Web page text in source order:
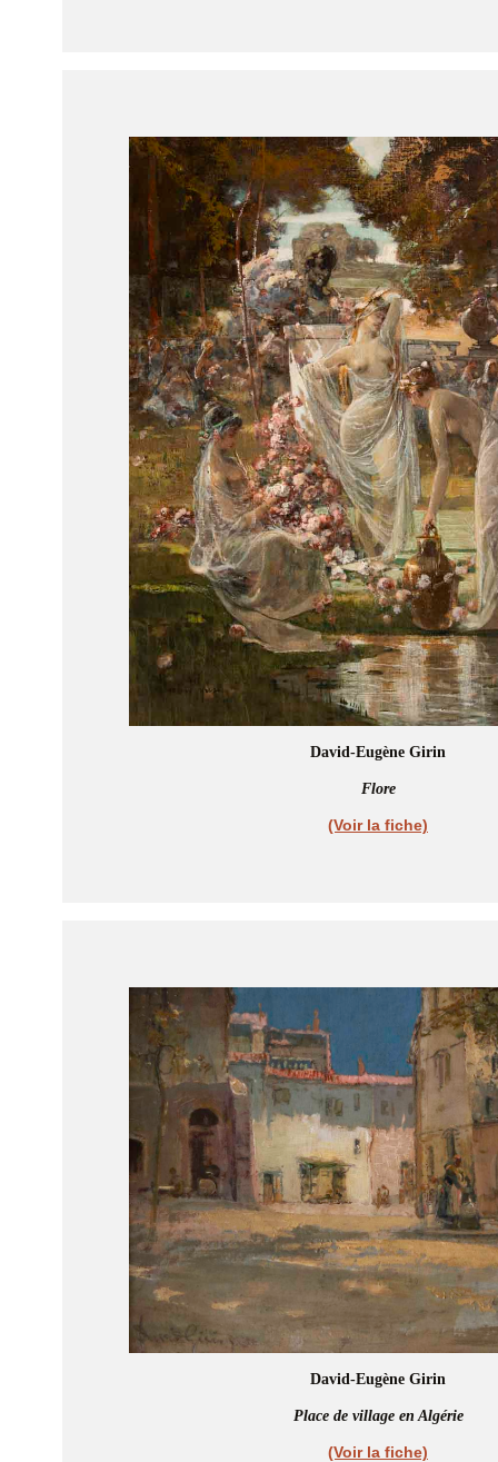
David-Eugène Girin
Flore
(Voir la fiche)
David-Eugène Girin
Place de village en Algérie
(Voir la fiche)